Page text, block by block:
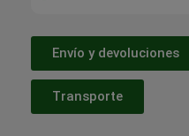
Envío y devoluciones
Transporte